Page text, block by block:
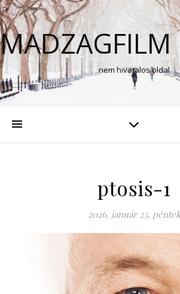
MADZAGFILM
nem hivatalos oldal
ptosis-1
2026. január 23. péntek